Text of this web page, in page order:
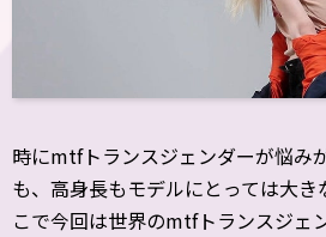
時にmtfトランスジェンダーが悩み
も、高身長もモデルにとっては大き
こで今回は世界のmtfトランスジェ